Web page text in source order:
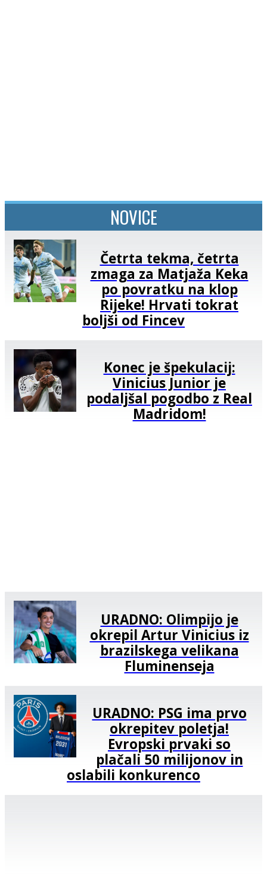
NOVICE
Četrta tekma, četrta
zmaga za Matjaža Keka
po povratku na klop
Rijeke! Hrvati tokrat
boljši od Fincev
Konec je špekulacij:
Vinicius Junior je
podaljšal pogodbo z Real
Madridom!
URADNO: Olimpijo je
okrepil Artur Vinicius iz
brazilskega velikana
Fluminenseja
URADNO: PSG ima prvo
okrepitev poletja!
Evropski prvaki so
plačali 50 milijonov in
oslabili konkurenco